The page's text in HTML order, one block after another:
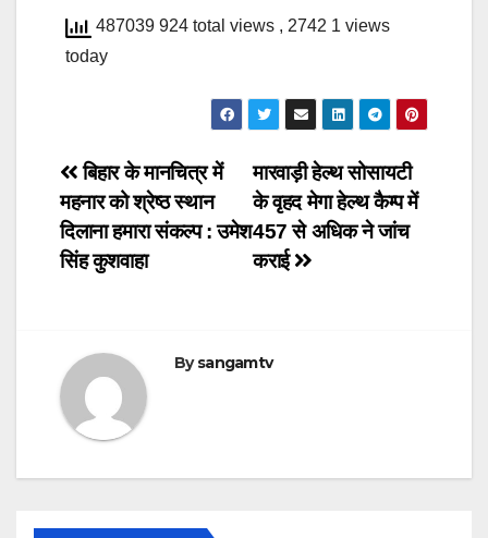
487039 924 total views , 2742 1 views
today
Post
navigation
मारवाड़ी हेल्थ सोसायटी
के वृहद मेगा हेल्थ कैम्प में
457 से अधिक ने जांच
कराई
बिहार के मानचित्र में
महनार को श्रेष्ठ स्थान
दिलाना हमारा संकल्प : उमेश
सिंह कुशवाहा
Bysangamtv